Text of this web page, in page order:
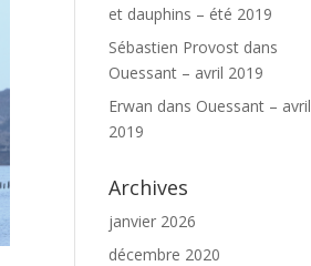
et dauphins – été 2019
Sébastien Provost dans
Ouessant – avril 2019
Erwan dans Ouessant – avril
2019
Archives
janvier 2026
décembre 2020